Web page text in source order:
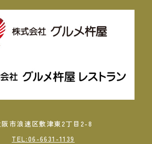
市浪速区敷津東2丁目2-8
TEL:06-6631-1139